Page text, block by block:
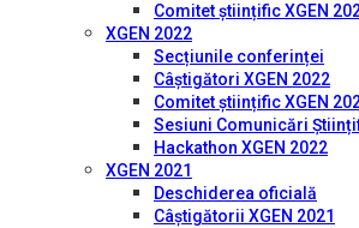
Comitet științific XGEN
XGEN 2022
Secțiunile conferinței
Câștigători XGEN 2022
Comitet științific XGEN
Sesiuni Comunicări
Hackathon XGEN 2022
XGEN 2021
Deschiderea oficială
Câștigătorii XGEN 2021